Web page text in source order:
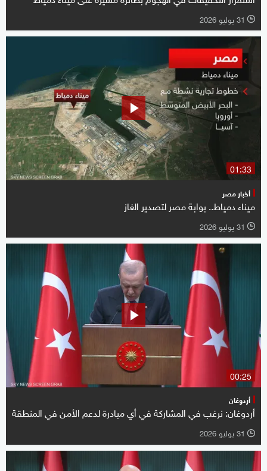
l 31 يوليو 2026
01:33
أخبار مصر
ميناء دمياط.. بوابة مصر لتصدير الغاز
l 31 يوليو 2026
00:25
أردوغان
أردوغان: نرغب في المشاركة في أي مبادرة لدعم الأمن في المنطقة
l 31 يوليو 2026